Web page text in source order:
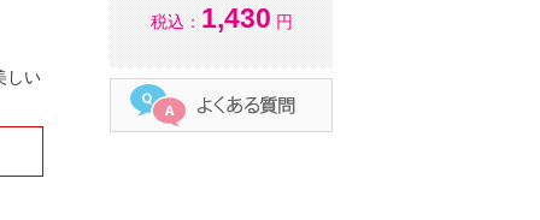
しい
税込： 1,430 円